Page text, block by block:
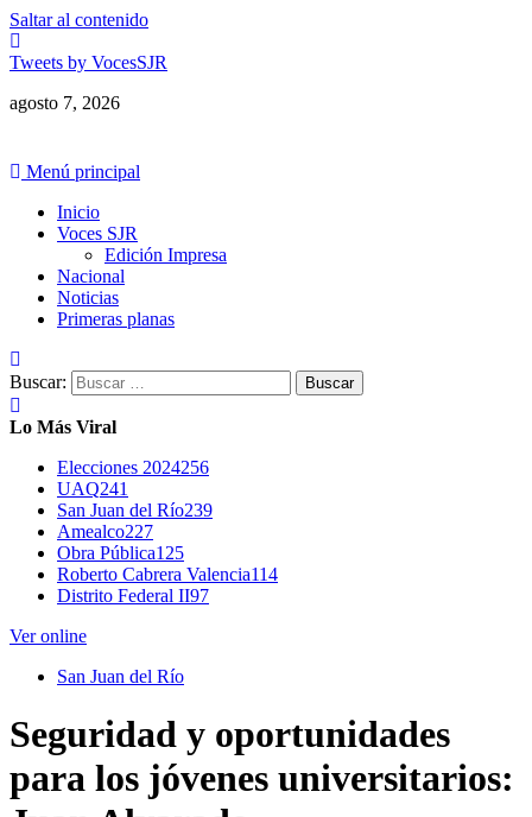
Saltar al contenido
Tweets by VocesSJR
agosto 7, 2026
Menú principal
Inicio
Voces SJR
Edición Impresa
Nacional
Noticias
Primeras planas
Buscar:
Lo Más Viral
Elecciones 2024256
UAQ241
San Juan del Río239
Amealco227
Obra Pública125
Roberto Cabrera Valencia114
Distrito Federal II97
Ver online
San Juan del Río
Seguridad y oportunidades
para los jóvenes universitarios: